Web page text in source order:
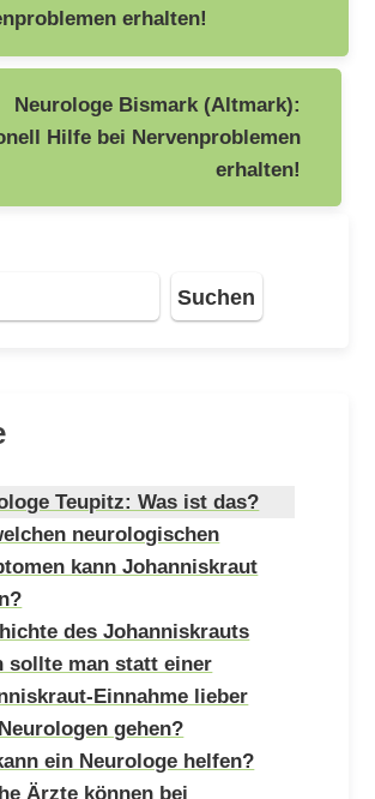
erhalten!
Neurologe Bismark (Altmark):
Hilfe bei Nervenproblemen
erhalten!
Suchen
Teupitz: Was ist das?
neurologischen
kann Johanniskraut
des Johanniskrauts
sollte man statt einer
Einnahme lieber
gehen?
ein Neurologe helfen?
Ärzte können bei